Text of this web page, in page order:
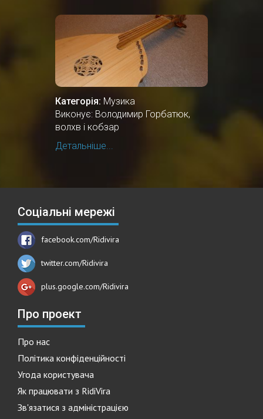
Категорія: Музика
Виконує: Володимир Горбатюк,
волхв і кобзар
Детальніше...
Соціальні мережі
facebook.com/Ridivira
twitter.com/Ridivira
plus.google.com/Ridivira
Про проект
Про нас
Політика конфіденційності
Угода користувача
Як працювати з RidiVira
Зв'язатися з адміністрацією